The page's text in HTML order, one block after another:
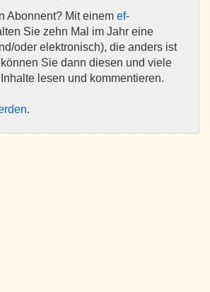
Abonnent? Mit einem ef-
Sie zehn Mal im Jahr eine
oder elektronisch), die anders ist
Sie dann diesen und viele
lesen und kommentieren.
.